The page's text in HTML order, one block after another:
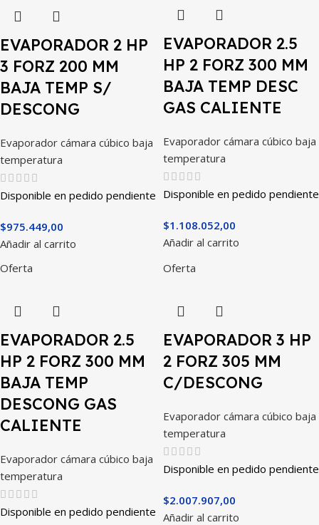
EVAPORADOR 2 HP
3 FORZ 200 MM
BAJA TEMP S/
DESCONG
Evaporador cámara cúbico baja
temperatura
Disponible en pedido pendiente
$975.449,00
Añadir al carrito
EVAPORADOR 2.5
HP 2 FORZ 300 MM
BAJA TEMP DESC
GAS CALIENTE
Evaporador cámara cúbico baja
temperatura
Disponible en pedido pendiente
$1.108.052,00
Añadir al carrito
Oferta
EVAPORADOR 2.5
HP 2 FORZ 300 MM
BAJA TEMP
DESCONG GAS
CALIENTE
Evaporador cámara cúbico baja
temperatura
Disponible en pedido pendiente
Oferta
EVAPORADOR 3 HP
2 FORZ 305 MM
C/DESCONG
Evaporador cámara cúbico baja
temperatura
Disponible en pedido pendiente
$2.007.907,00
Añadir al carrito